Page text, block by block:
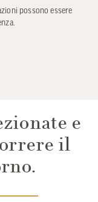
possono essere
e
il